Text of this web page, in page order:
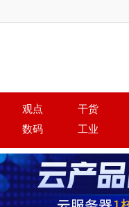
观点 干货
数码 工业